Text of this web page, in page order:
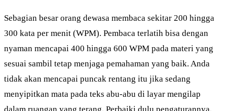
Sebagian besar orang dewasa membaca sekitar 200 hingga
300 kata per menit (WPM). Pembaca terlatih bisa dengan
nyaman mencapai 400 hingga 600 WPM pada materi yang
sesuai sambil tetap menjaga pemahaman yang baik. Anda
tidak akan mencapai puncak rentang itu jika sedang
menyipitkan mata pada teks abu-abu di layar mengilap
dalam ruangan yang terang. Perbaiki dulu pengaturannya,